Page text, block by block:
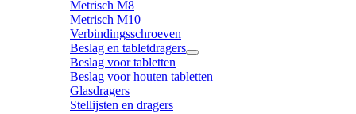
Metrisch M8
Metrisch M10
Verbindingsschroeven
Beslag en tabletdragers
Beslag voor tabletten
Beslag voor houten tabletten
Glasdragers
Stellijsten en dragers